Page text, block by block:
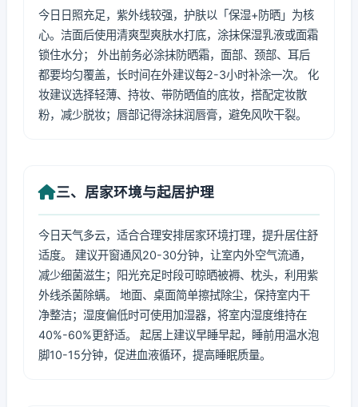
今日日照充足，紫外线较强，护肤以「保湿+防晒」为核
心。洁面后使用清爽型爽肤水打底，涂抹保湿乳液或面霜
锁住水分； 外出前务必涂抹防晒霜，面部、颈部、耳后
都要均匀覆盖，长时间在外建议每2-3小时补涂一次。 化
妆建议选择轻薄、持妆、带防晒值的底妆，搭配定妆散
粉，减少脱妆；唇部记得涂抹润唇膏，避免风吹干裂。
三、居家环境与起居护理
今日天气多云，适合合理安排居家环境打理，提升居住舒
适度。 建议开窗通风20-30分钟，让室内外空气流通，
减少细菌滋生；阳光充足时段可晾晒被褥、枕头，利用紫
外线杀菌除螨。 地面、桌面简单擦拭除尘，保持室内干
净整洁；湿度偏低时可使用加湿器，将室内湿度维持在
40%-60%更舒适。 起居上建议早睡早起，睡前用温水泡
脚10-15分钟，促进血液循环，提高睡眠质量。